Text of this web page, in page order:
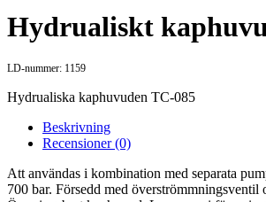
Hydrualiskt
LD-nummer: 1159
Hydrualiska kaphuvuden TC-085
Beskrivning
Recensioner (0)
Att användas i kombination med separata
700 bar. Försedd med överströmmningsventil